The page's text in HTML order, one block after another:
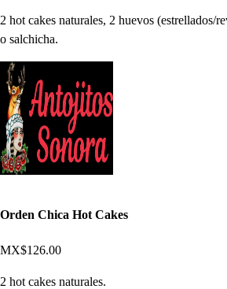
2 hot cakes naturales, 2 huevos (estrellados/
o salchicha.
Orden Chica Hot Cakes
MX$126.00
2 hot cakes naturales.